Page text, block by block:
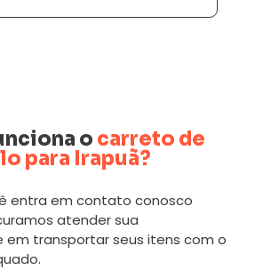
o carreto de
para Irapuã?
entra em contato conosco
atender sua
em transportar seus itens com o